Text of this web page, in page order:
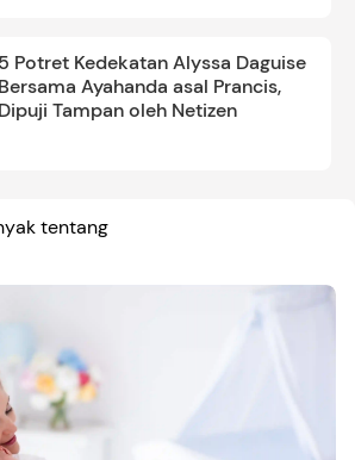
5 Potret Kedekatan Alyssa Daguise
Bersama Ayahanda asal Prancis,
Dipuji Tampan oleh Netizen
tentang